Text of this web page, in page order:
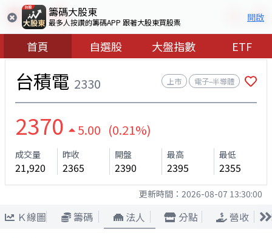
籌碼大股東
最多人按讚的籌碼APP 跟著大股東買股票 開啟
首頁 自選股 大盤指數 ETF
台積電 2330 上市 電子–半導體
2370 5.00 (0.21%)
成交量
21,920
昨收
2365
開盤
2390
最高
2395
最低
2355
更新時間： 2026-08-07 13:30:00
Ｋ線圖 籌碼 法人 分點
營收